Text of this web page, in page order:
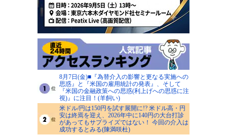
8月7日(金)■『為替介入の影響と更なる実施への
思惑』と『米国の雇用統計の発表』、そして
『米国の金融政策への思惑(利上げへの思惑に注
視)』に注目！(羊飼い)
米ドル/円は150円を試す展開に!? 米ドル高・円
安は終焉を迎え、2026年中に140円の大台打診
があってもサプライズではない！ 今回の介入は
成功するとみる(陳満咲杜)